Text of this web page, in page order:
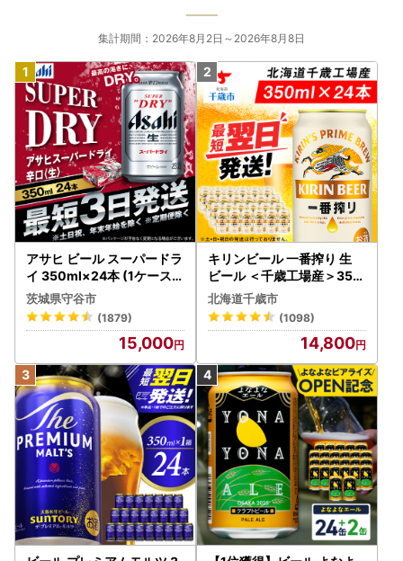
集計期間：2026年8月2日～2026年8月8日
アサヒ ビール スーパードラ
イ 350ml×24本 (1ケース)
究極の辛口 ＜茨城工場＞ 缶
ビール Asahi superDRY お
酒
茨城県守谷市
(1879)
15,000
キリンビール 一番搾り 生
ビール ＜千歳工場産＞350
ml（24本）
北海道千歳市
(1098)
14,800